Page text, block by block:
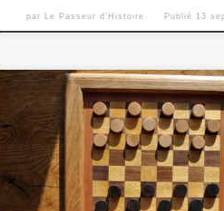
par Le Passeur d'Histoire Publié 13
Fierges et Marro de Punta - Ancêtres et
jeux de dames.